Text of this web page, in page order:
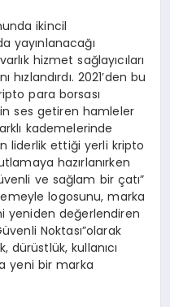
ikincil
yayınlanacağı
hizmet sağlayıcıları
hızlandırdı. 2021’den bu
para borsası
ses getiren hamleler
kademelerinde
liderlik ettiği yerli kripto
hazırlanırken
ve sağlam bir çatı”
logosunu, marka
yeniden değerlendiren
Noktası”olarak
dürüstlük, kullanıcı
yeni bir marka